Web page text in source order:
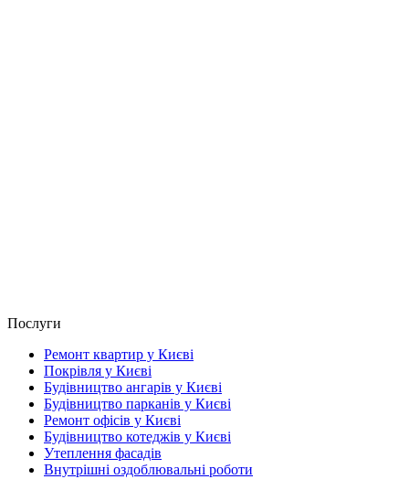
Послуги
Ремонт квартир у Києві
Покрівля у Києві
Будівництво ангарів у Києві
Будівництво парканів у Києві
Ремонт офісів у Києві
Будівництво котеджів у Києві
Утеплення фасадів
Внутрішні оздоблювальні роботи